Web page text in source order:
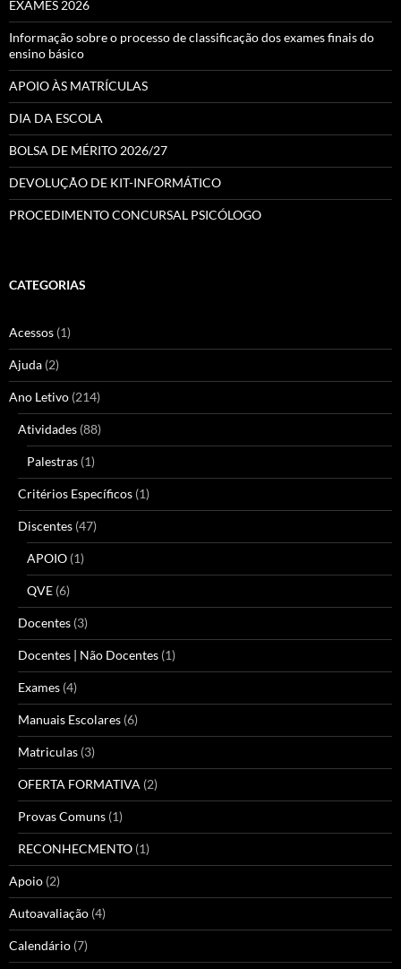
EXAMES 2026
Informação sobre o processo de classificação dos exames finais do
ensino básico
APOIO ÀS MATRÍCULAS
DIA DA ESCOLA
BOLSA DE MÉRITO 2026/27
DEVOLUÇÃO DE KIT-INFORMÁTICO
PROCEDIMENTO CONCURSAL PSICÓLOGO
CATEGORIAS
Acessos (1)
Ajuda (2)
Ano Letivo (214)
Atividades (88)
Palestras (1)
Critérios Específicos (1)
Discentes (47)
APOIO (1)
QVE (6)
Docentes (3)
Docentes | Não Docentes (1)
Exames (4)
Manuais Escolares (6)
Matriculas (3)
OFERTA FORMATIVA (2)
Provas Comuns (1)
RECONHECMENTO (1)
Apoio (2)
Autoavaliação (4)
Calendário (7)